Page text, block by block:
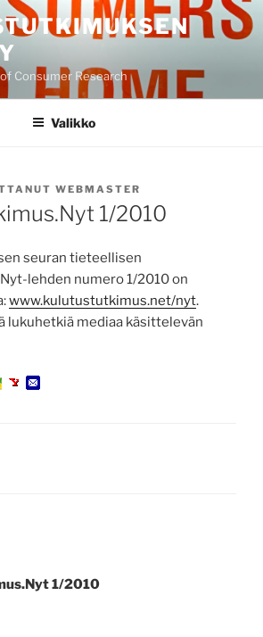
Consumer Research
Valikko
WEBMASTER
1/2010
seuran tieteellisen
lehden numero 1/2010 on
www.kulutustutkimus.net/nyt.
lukuhetkiä mediaa käsittelevän
1/2010